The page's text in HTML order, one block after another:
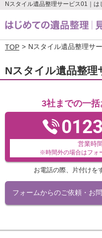
Nスタイル遺品整理サービス01｜
TOP Nスタイル遺品整理サ
Nスタイル遺品整理
3社までの一
営業時
※時間外の場合はフォ
お電話の際、片付けを
フォームからのご依頼・お